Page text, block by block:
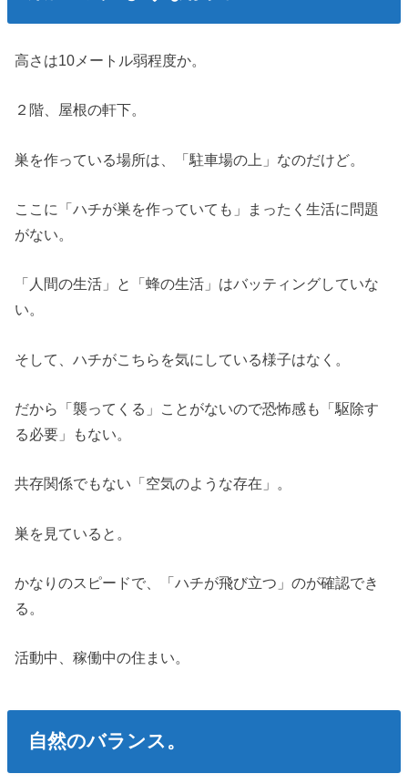
高さは10メートル弱程度か。
２階、屋根の軒下。
巣を作っている場所は、「駐車場の上」なのだけど。
ここに「ハチが巣を作っていても」まったく生活に問題
がない。
「人間の生活」と「蜂の生活」はバッティングしていな
い。
そして、ハチがこちらを気にしている様子はなく。
だから「襲ってくる」ことがないので恐怖感も「駆除す
る必要」もない。
共存関係でもない「空気のような存在」。
巣を見ていると。
かなりのスピードで、「ハチが飛び立つ」のが確認でき
る。
活動中、稼働中の住まい。
自然のバランス。